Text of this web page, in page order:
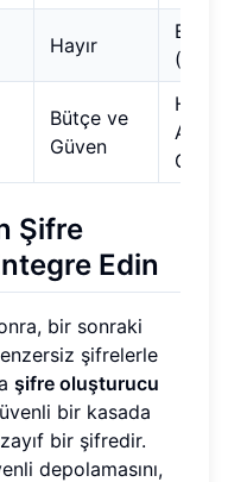
Hayır
Evet
Bütçe ve
Güven
Arada
Şifre
Edin
bir sonraki
şifrelerle
şifre oluşturucu
bir kasada
bir şifredir.
depolamasını,